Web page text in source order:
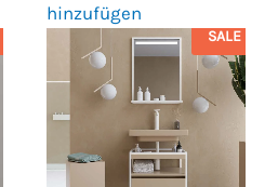
hinzufügen
SALE